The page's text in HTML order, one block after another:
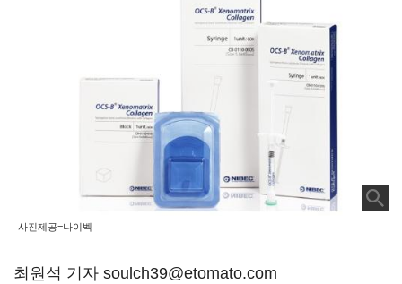
사진제공=나이벡
최원석 기자 soulch39@etomato.com